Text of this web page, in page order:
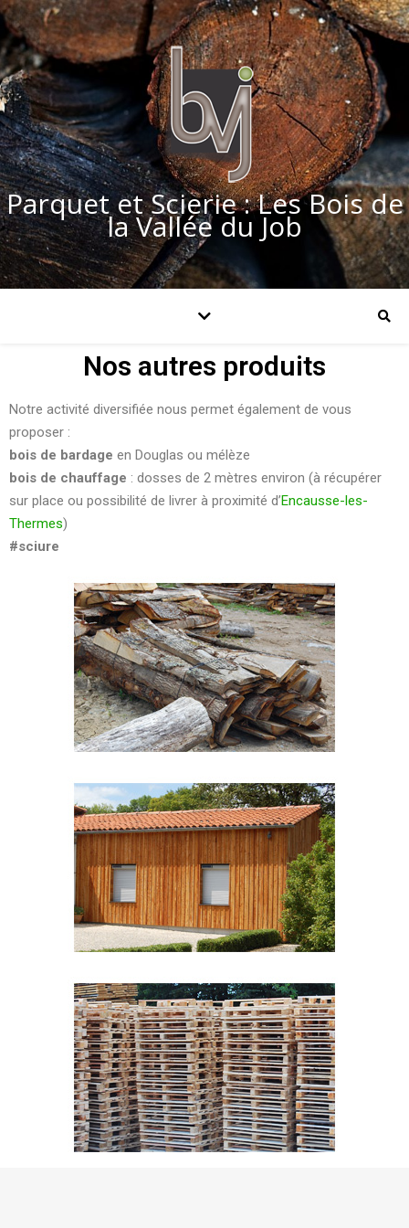
Parquet et Scierie : Les Bois de
la Vallée du Job
Nos autres produits
Notre activité diversifiée nous permet également de vous
proposer :
bois de bardage en Douglas ou mélèze
bois de chauffage : dosses de 2 mètres environ (à récupérer
sur place ou possibilité de livrer à proximité d’Encausse-les-
Thermes)
#sciure